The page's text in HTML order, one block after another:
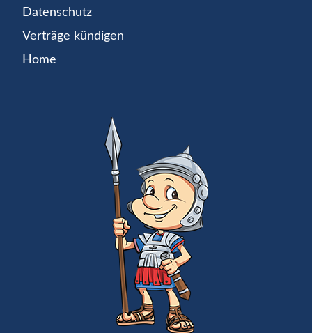
Datenschutz
Verträge kündigen
Home